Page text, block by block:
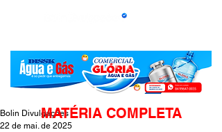
Bolin Divulgações
22 de mai. de 2025
MATÉRIA COMPLETA